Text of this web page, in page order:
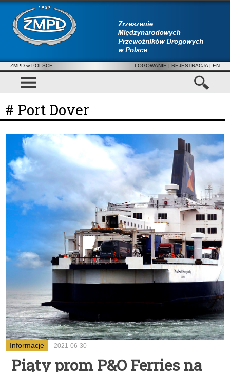
ZMPD w POLSCE LOGOWANIE | REJESTRACJA | EN
# Port Dover
Informacje 2021-06-30
Piąty prom P&O Ferries na